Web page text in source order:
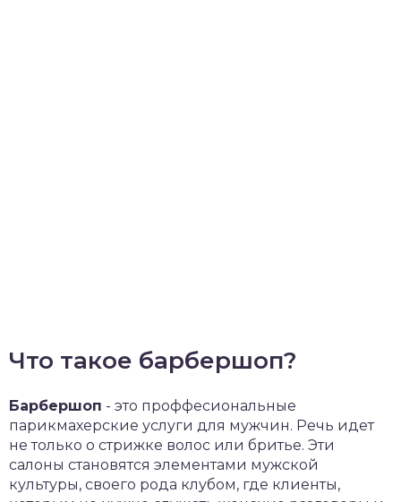
Что такое барбершоп?
Барбершоп - это проффесиональные
парикмахерские услуги для мужчин. Речь идет
не только о стрижке волос или бритье. Эти
салоны становятся элементами мужской
культуры, своего рода клубом, где клиенты,